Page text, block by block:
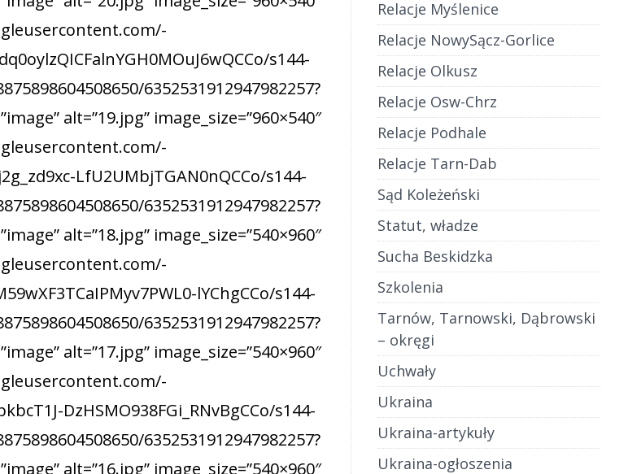
Relacje Myślenice
Relacje NowySącz-Gorlice
Relacje Olkusz
Relacje Osw-Chrz
Relacje Podhale
Relacje Tarn-Dab
Sąd Koleżeński
Statut, władze
Sucha Beskidzka
Szkolenia
Tarnów, Tarnowski, Dąbrowski
– okręgi
Uchwały
Ukraina
Ukraina-artykuły
Ukraina-ogłoszenia